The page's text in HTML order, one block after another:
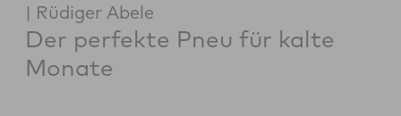
Rüdiger Abele
Der perfekte Pneu für kalte
Monate